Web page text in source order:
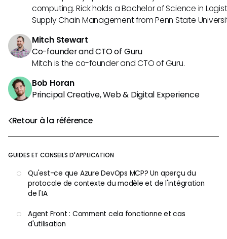
Retour à la référence
GUIDES ET CONSEILS D'APPLICATION
Qu'est-ce que Azure DevOps MCP? Un aperçu du
protocole de contexte du modèle et de l'intégration
de l'IA
Agent Front : Comment cela fonctionne et cas
d'utilisation
computing. Rick holds a Bachelor of Science in
Supply Chain Management from Penn State
Mitch Stewart
Co-founder and CTO of Guru
Mitch is the co-founder and CTO of Guru.
Bob Horan
Principal Creative, Web & Digital Experience